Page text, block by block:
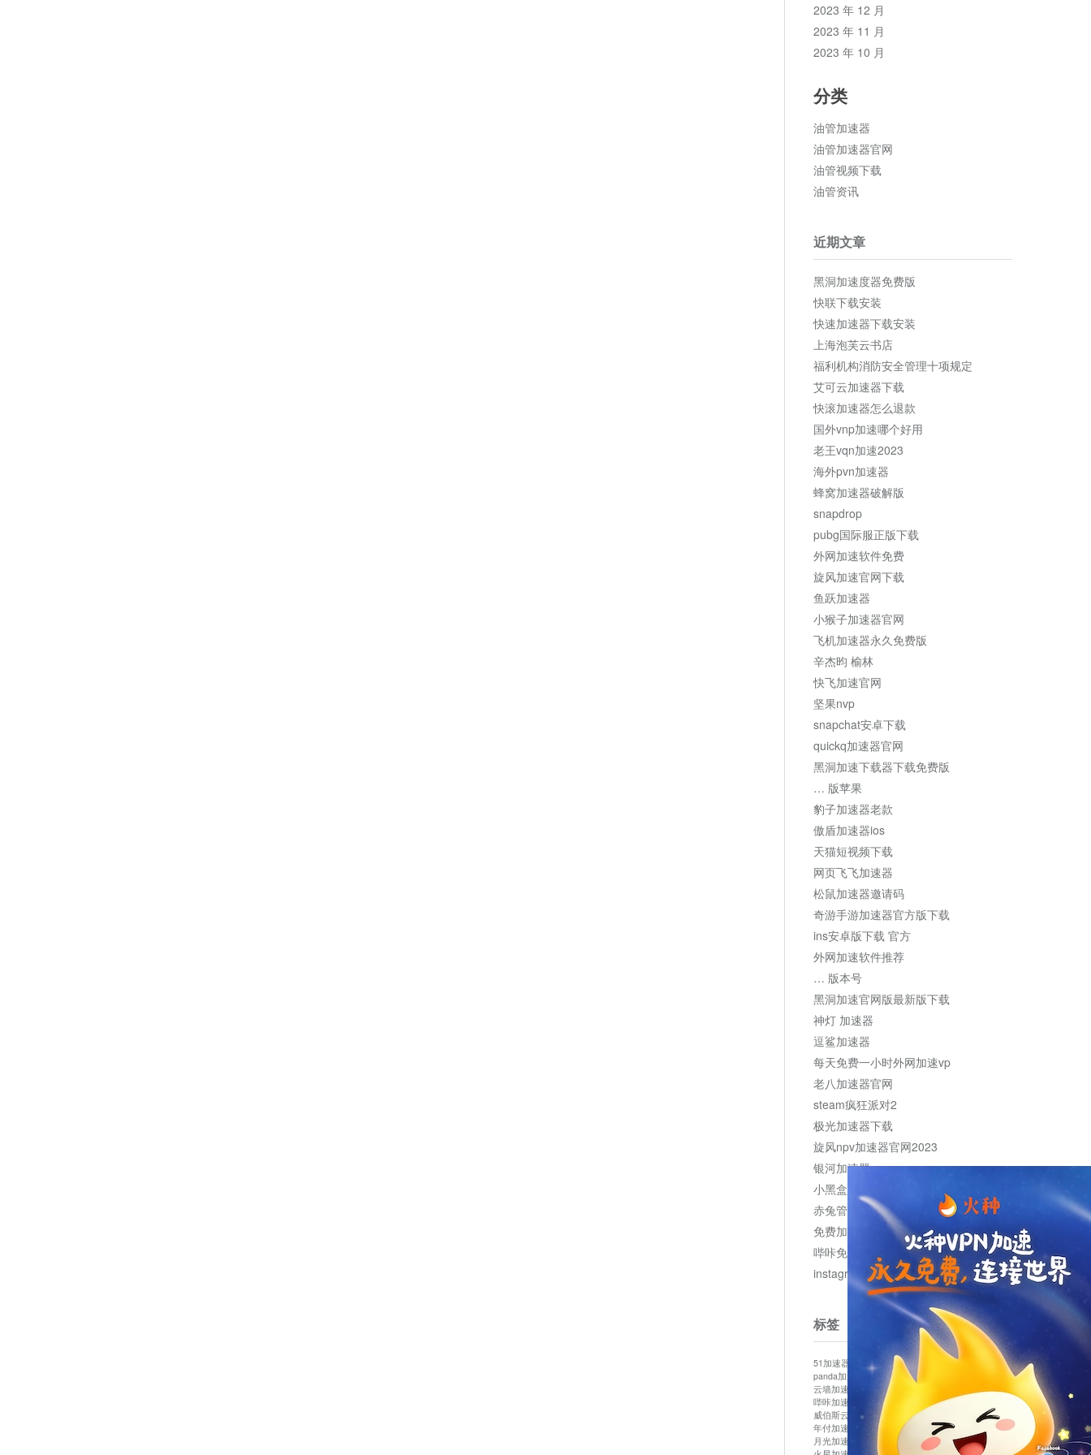
2023 年 12 月
2023 年 11 月
2023 年 10 月
分类
油管加速器
油管加速器官网
油管视频下载
油管资讯
近期文章
黑洞加速度器免费版
快联下载安装
快速加速器下载安装
上海泡芙云书店
福利机构消防安全管理十项规定
艾可云加速器下载
快滚加速器怎么退款
国外vnp加速哪个好用
老王vqn加速2023
海外pvn加速器
蜂窝加速器破解版
snapdrop
pubg国际服正版下载
外网加速软件免费
旋风加速官网下载
鱼跃加速器
小猴子加速器官网
飞机加速器永久免费版
辛杰昀 榆林
快飞加速官网
坚果nvp
snapchat安卓下载
quickq加速器官网
黑洞加速下载器下载免费版
… 版苹果
豹子加速器老款
傲盾加速器ios
天猫短视频下载
网页飞飞加速器
松鼠加速器邀请码
奇游手游加速器官方版下载
ins安卓版下载 官方
外网加速软件推荐
… 版本号
黑洞加速官网版最新版下载
神灯 加速器
逗鲨加速器
每天免费一小时外网加速vp
老八加速器官网
steam疯狂派对2
极光加速器下载
旋风npv加速器官网2023
银河加速器
小黑盒加速器加速
赤兔管理平台
免费加速器
哔咔免费加速服务器
instagram网页版登录入口
标签
51加速器 bitznet hidecat i7加速器
kuai500
panda加速器
snap加速器 vp加速器
中信加速器
云墙加速器
云速加速器
哔咔加速器
哔咔哔咔加速器 喵云 回锅肉加速器
威伯斯云
小明加速器 小蓝鸟加速器
布谷vp加速器
年付加速器
心阶云 快连 怎么上外网
易飞加速器
月光加速器
机场加速器 松果云 梯子加速器